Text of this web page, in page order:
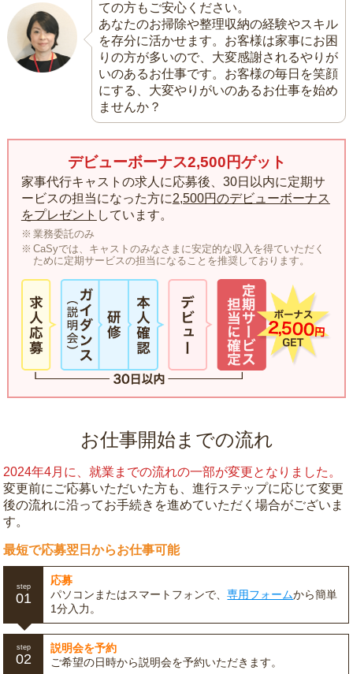
ての方もご安心ください。
あなたのお掃除や整理収納の経験やスキル
を存分に活かせます。お客様は家事にお困
りの方が多いので、大変感謝されるやりが
いのあるお仕事です。お客様の毎日を笑顔
にする、大変やりがいのあるお仕事を始め
ませんか？
デビューボーナス2,500円ゲット
家事代行キャストの求人に応募後、30日以内に定期サ
ービスの担当になった方に2,500円のデビューボーナス
をプレゼント しています。
業務委託のみ
CaSyでは、キャストのみなさまに安定的な収入を得ていただく
ために定期サービスの担当になることを推奨しております。
お仕事開始までの流れ
2024年4月に、就業までの流れの一部が変更となりました。
変更前にご応募いただいた方も、進行ステップに応じて変更
後の流れに沿ってお手続きを進めていただく場合がございま
す。
最短で応募翌日からお仕事可能
step
01
応募
パソコンまたはスマートフォンで、専用フォームから簡単
1分入力。
step
02
説明会を予約
ご希望の日時から説明会を予約いただきます。